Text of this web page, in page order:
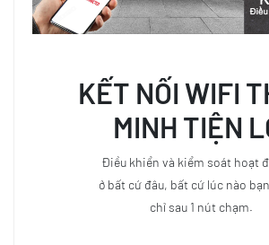
KẾT NỐI WIFI
MINH TIỆN
Điều khiển và kiểm soát hoạt
ở bất cứ đâu, bất cứ lúc nào
chỉ sau 1 nút chạm.